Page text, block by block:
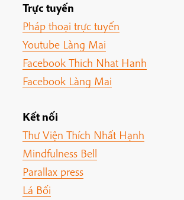
Trực tuyến
Pháp thoại trực tuyến
Youtube Làng Mai
Facebook Thich Nhat Hanh
Facebook Làng Mai
Kết nối
Thư Viện Thích Nhất Hạnh
Mindfulness Bell
Parallax press
Lá Bối